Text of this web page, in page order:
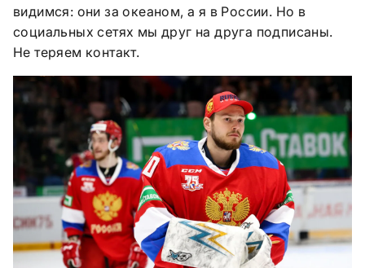
видимся: они за океаном, а я в России. Но в
социальных сетях мы друг на друга подписаны.
Не теряем контакт.